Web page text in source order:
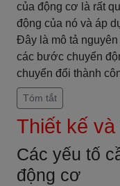
của động cơ là rất
động của nó và áp
Đây là mô tả
các bước chuyển
chuyển đổi thành
Tóm tắt
Thiết kế
Các yếu tố
động cơ